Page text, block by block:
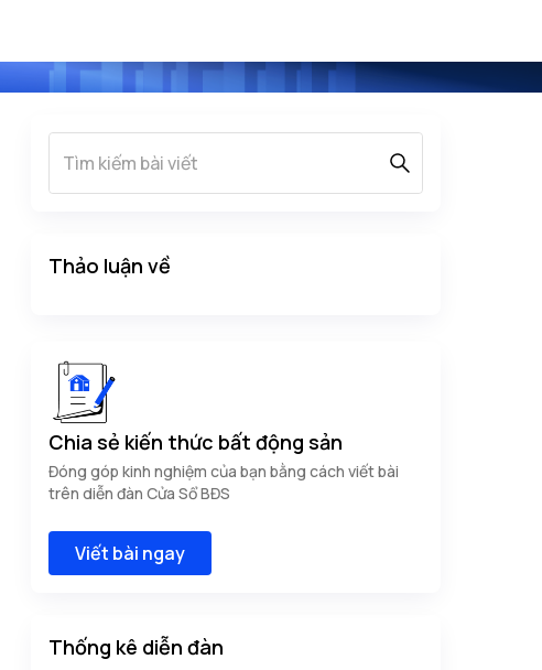
Thảo luận về
Chia sẻ kiến thức bất động sản
Đóng góp kinh nghiệm của bạn bằng cách viết bài
trên diễn đàn Cửa Sổ BĐS
Viết bài ngay
Thống kê diễn đàn